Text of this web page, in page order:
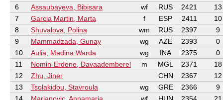
6
Assaubayeva, Bibisara wf RUS 2421
13
7
Garcia Martin, Marta f ESP 2411
10
8
Shuvalova, Polina wm RUS 2397
9
9
Mammadzada, Gunay wg AZE 2393
0
10
Aulia, Medina Warda wg INA 2375
0
11
Nomin-Erdene, Davaademberel m MGL 2371
18
12
Zhu, Jiner CHN 2367
12
13
Tsolakidou, Stavroula wg GRE 2366
9